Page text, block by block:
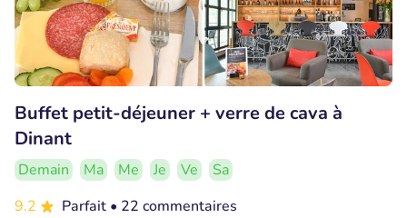
Buffet petit-déjeuner + verre de cava à
Dinant
Demain Ma Me Je Ve
Sa
9.2
Parfait • 22 commentaires